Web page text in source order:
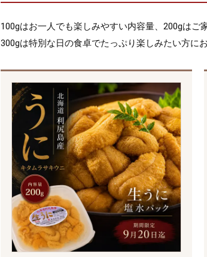
100gはお一人でも楽しみやすい内容量、200gはご
300gは特別な日の食卓でたっぷり楽しみたい方に